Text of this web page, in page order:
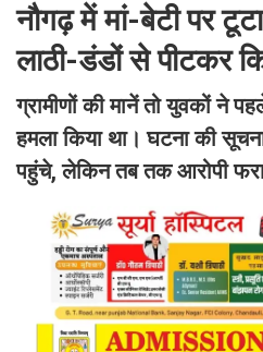
नौगढ़ में मां-बेटी पर
लाठी-डंडों से पीटकर
ग्रामीणों की मानें तो युवकों ने
हमला किया था। घटना की
पहुंचे, लेकिन तब तक आरोपी